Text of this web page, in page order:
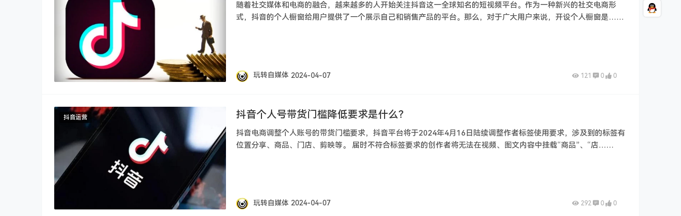
随着社交媒体和电商的融合，越来越多的人开始关注抖音这一全球知名的短视频平台。作为一种新兴的社交电商形
式，抖音的个人橱窗给用户提供了一个展示自己和销售产品的平台。那么，对于广大用户来说，开设个人橱窗是……
玩转自媒体 2024-04-07 121 0 0
抖音运营 抖音个人号带货门槛降低要求是什么？
抖音电商调整个人账号的带货门槛要求，抖音平台将于2024年4月16日陆续调整作者标签使用要求，涉及到的标签有
位置分享、商品、门店、剪映等。 届时不符合标签要求的创作者将无法在视频、图文内容中挂载“商品”、“店……
玩转自媒体 2024-04-07 292 0 0